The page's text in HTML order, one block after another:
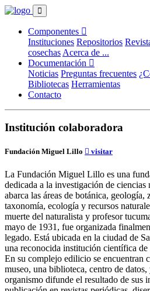
Componentes
Instituciones Repositorios
cosechas Acerca de ...
Documentación
Noticias Preguntas frecuentes
Bibliotecas Herramientas
Contacto
Institución colaboradora
Fundación Miguel Lillo visitar
La Fundación Miguel Lillo es una
dedicada a la investigación de ciencias
abarca las áreas de botánica,
taxonomía, ecología y recursos
muerte del naturalista y profesor
mayo de 1931, fue organizada
legado. Está ubicada en la ciudad de
una reconocida institución científica de
En su complejo edilicio se encuentran
museo, una biblioteca, centro de
organismo difunde el resultado de sus